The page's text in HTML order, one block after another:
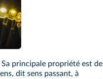
principale propriété est de
dit sens passant, à